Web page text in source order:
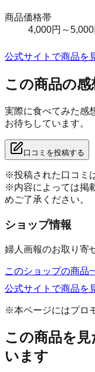
商品価格帯
4,000円～
公式サイトで商品を
この商品の
実際に食べてみた感
お待ちしています。
口コミを投稿する
※投稿された口コミ
※内容によっては掲
めご了承ください。
ショップ情報
婦人画報のお取り寄
このショップの商品
公式サイトで商品を
※本ページにはプロ
この商品を
います